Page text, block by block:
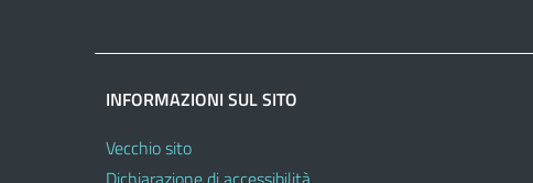
INFORMAZIONI SUL SITO
Vecchio sito